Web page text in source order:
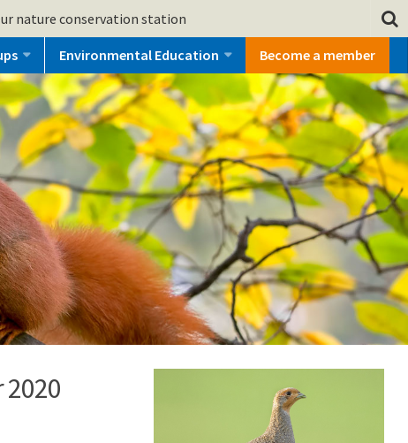
nature conservation station
Environmental Education Become a member